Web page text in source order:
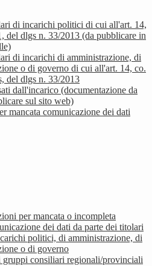
di incarichi politici di cui all'art. 14,
del dlgs n. 33/2013 (da pubblicare in
di incarichi di amministrazione, di
o di governo di cui all'art. 14, co.
del dlgs n. 33/2013
dall'incarico (documentazione da
sul sito web)
mancata comunicazione dei dati
per mancata o incompleta
dei dati da parte dei titolari
politici, di amministrazione, di
o di governo
gruppi consiliari regionali/provinciali